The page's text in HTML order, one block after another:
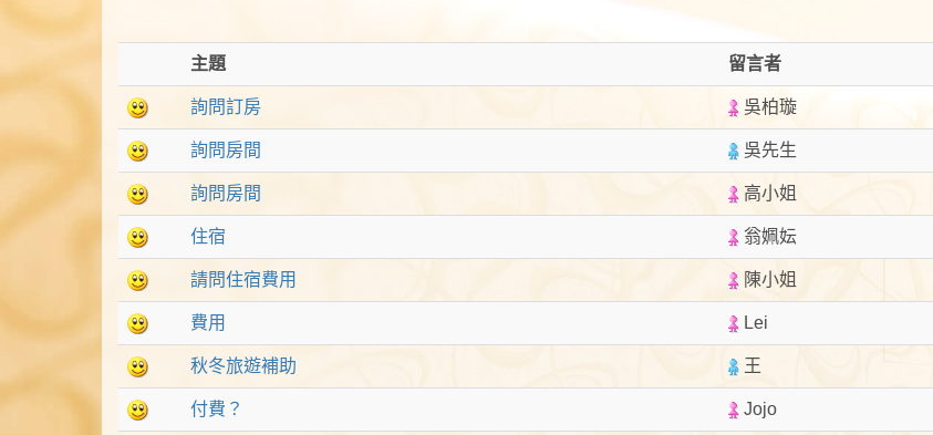
主題 留言者
詢問訂房 吳柏璇
詢問房間 吳先生
詢問房間 高小姐
住宿 翁姵妘
請問住宿費用 陳小姐
費用 Lei
秋冬旅遊補助 王
付費？ Jojo